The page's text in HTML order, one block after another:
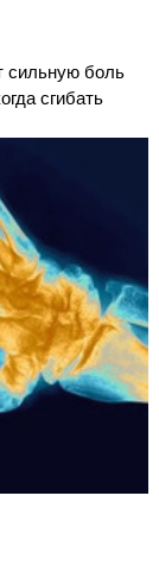
сильную боль
сгибать